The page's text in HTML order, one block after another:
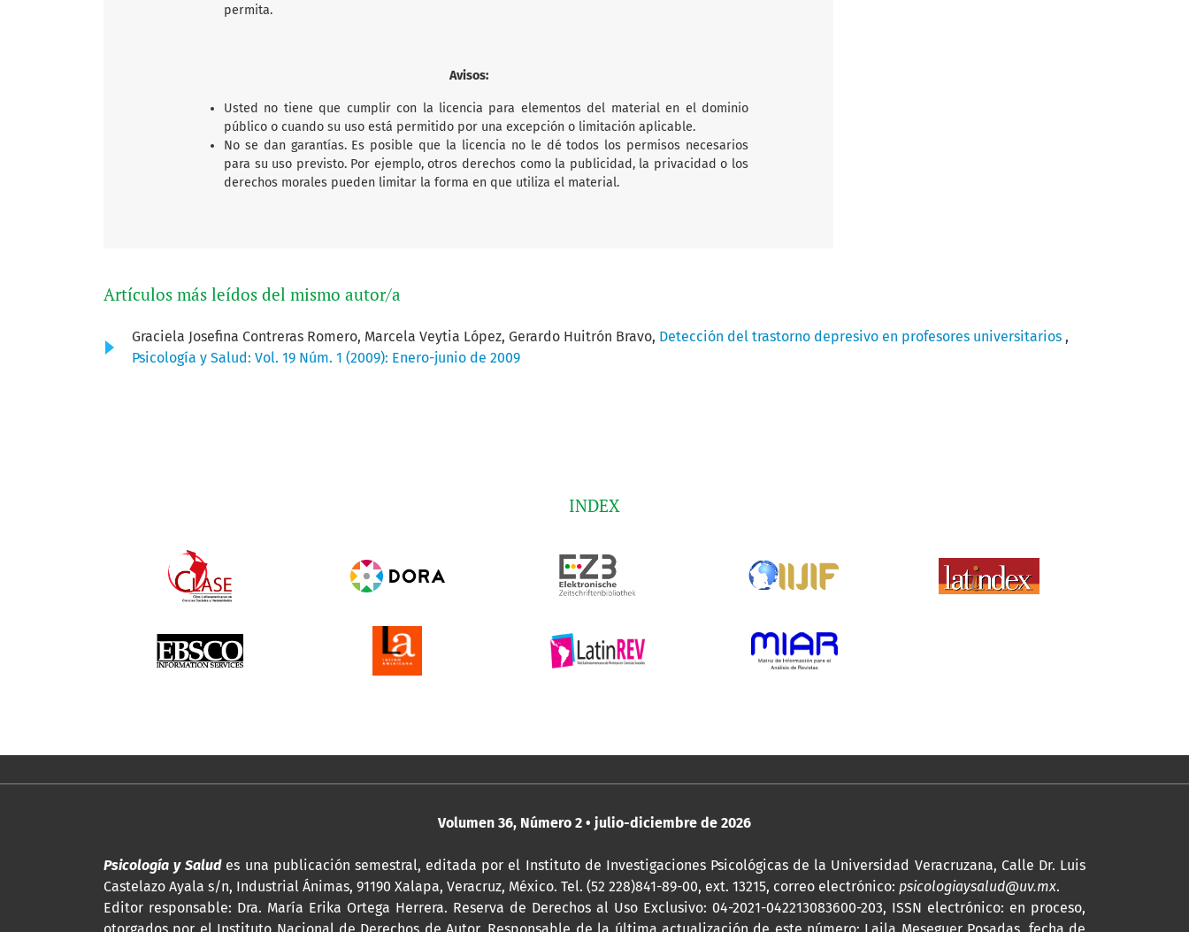
permita.
Avisos:
Usted no tiene que cumplir con la licencia para elementos del material en el dominio
público o cuando su uso está permitido por una excepción o limitación aplicable.
No se dan garantías. Es posible que la licencia no le dé todos los permisos necesarios
para su uso previsto. Por ejemplo, otros derechos como la publicidad, la privacidad o los
derechos morales pueden limitar la forma en que utiliza el material.
Artículos más leídos del mismo autor/a
Graciela Josefina Contreras Romero, Marcela Veytia López, Gerardo Huitrón Bravo, Detección del trastorno depresivo en profesores universitarios ,
Psicología y Salud: Vol. 19 Núm. 1 (2009): Enero-junio de 2009
INDEX
Volumen 36, Número 2 • julio-diciembre de 2026
Psicología y Salud es una publicación semestral, editada por el Instituto de Investigaciones Psicológicas de la Universidad Veracruzana, Calle Dr. Luis
Castelazo Ayala s/n, Industrial Ánimas, 91190 Xalapa, Veracruz, México. Tel. (52 228)841-89-00, ext. 13215, correo electrónico: psicologiaysalud@uv.mx.
Editor responsable: Dra. María Erika Ortega Herrera. Reserva de Derechos al Uso Exclusivo: 04-2021-042213083600-203, ISSN electrónico: en proceso,